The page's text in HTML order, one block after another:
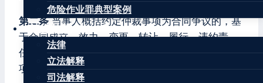
危险作业罪典型案例
法律法规
法律
立法解释
司法解释
第二条当事人概括约定仲裁事项为合同争议的，基
于合同成立、效力、变更、转让、履行、违约责
任、解释、解除等产生的纠纷都可以认定为仲裁事
项。